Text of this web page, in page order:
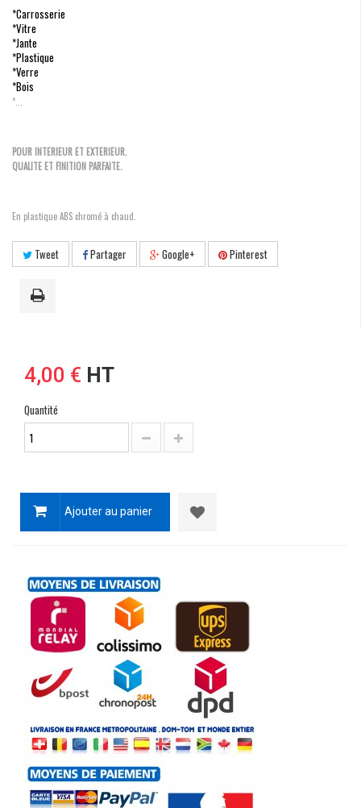
*Carrosserie
*Vitre
*Jante
*Plastique
*Verre
*Bois
*...
POUR INTERIEUR ET EXTERIEUR.
QUALITE ET FINITION PARFAITE.
En plastique ABS chromé à chaud.
Tweet Partager Google+ Pinterest
4,00 € HT
Quantité
Ajouter au panier